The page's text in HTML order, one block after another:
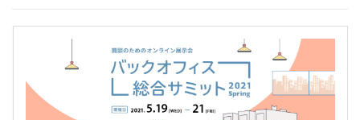
お知らせ